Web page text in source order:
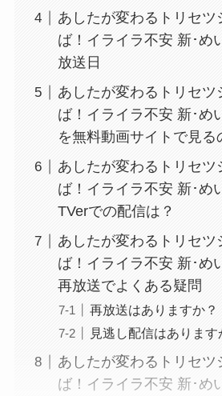
あしたが変わるトリセツ
ば！イライラ不安 新･め
放送日
あしたが変わるトリセツ
ば！イライラ不安 新･め
を無料動画サイトで見る
あしたが変わるトリセツ
ば！イライラ不安 新･め
TVerでの配信は？
あしたが変わるトリセツ
ば！イライラ不安 新･め
再放送でよくある疑問
再放送はありますか？
見逃し配信はあります
あしたが変わるトリセツ
ば！イライラ不安 新･め